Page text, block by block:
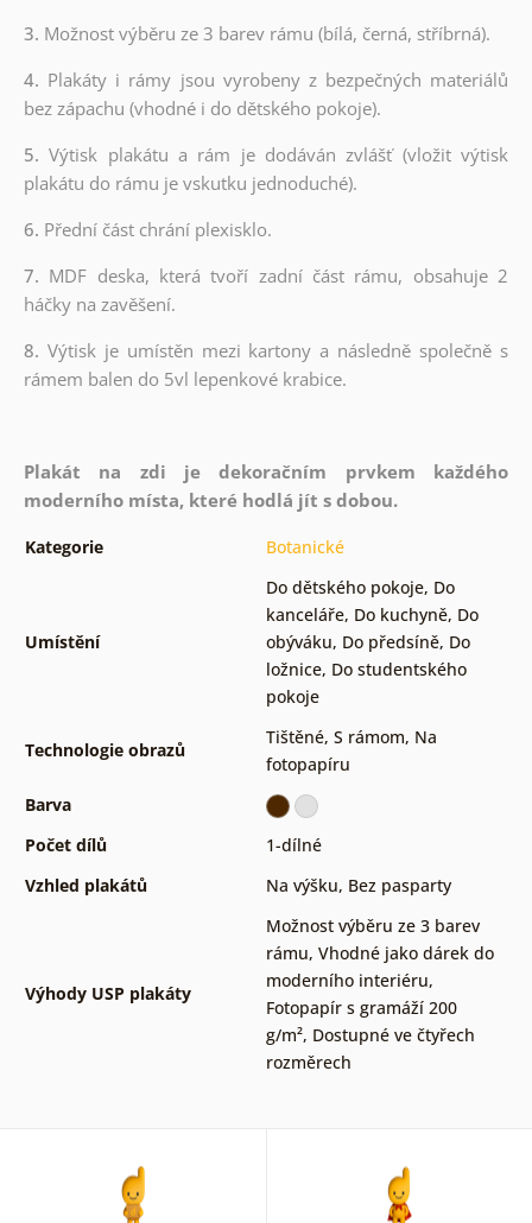
3. Možnost výběru ze 3 barev rámu (bílá, černá, stříbrná).
4. Plakáty i rámy jsou vyrobeny z bezpečných materiálů
bez zápachu (vhodné i do dětského pokoje).
5.Výtisk plakátu a rám je dodáván zvlášť (vložit výtisk
plakátu do rámu je vskutku jednoduché).
6. Přední část chrání plexisklo.
7. MDF deska, která tvoří zadní část rámu, obsahuje 2
háčky na zavěšení.
8. Výtisk je umístěn mezi kartony a následně společně s
rámem balen do 5vl lepenkové krabice.
Plakát na zdi je dekoračním prvkem každého
moderního místa, které hodlá jít s dobou.
Kategorie Botanické
Umístění
Do dětského pokoje, Do
kanceláře, Do kuchyně, Do
obýváku, Do předsíně, Do
ložnice, Do studentského
pokoje
Technologie obrazů
Tištěné, S rámom, Na
fotopapíru
Barva
Počet dílů
1-dílné
Vzhled plakátů
Na výšku, Bez pasparty
Výhody USP plakáty
Možnost výběru ze 3 barev
rámu, Vhodné jako dárek do
moderního interiéru,
Fotopapír s gramáží 200
g/m², Dostupné ve čtyřech
rozměrech